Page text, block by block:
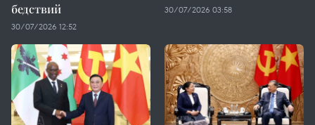
бедствий
30/07/2026 12:52
30/07/2026 03:58